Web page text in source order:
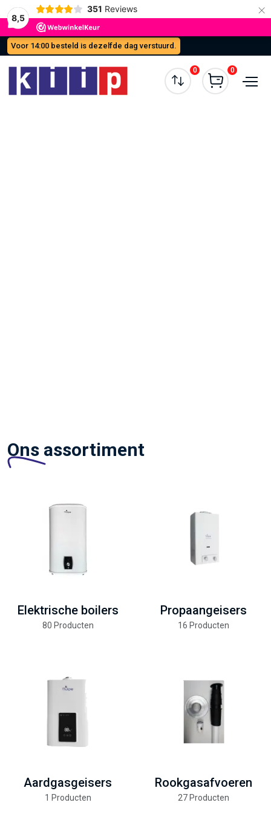
8,5
351 Reviews ×
Voor 14:00 besteld is dezelfde dag verstuurd.
0 0
Ons assortiment
Elektrische boilers
80 Producten
Propaangeisers
16 Producten
Aardgasgeisers
1 Producten
Rookgasafvoeren
27 Producten